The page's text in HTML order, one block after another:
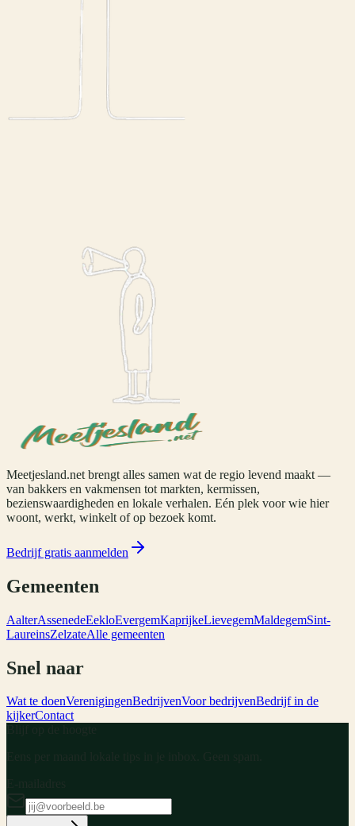
Meetjesland.net brengt alles samen wat de regio levend maakt —
van bakkers en vakmensen tot markten, kermissen,
bezienswaardigheden en lokale verhalen. Eén plek voor wie hier
woont, werkt, winkelt of op bezoek komt.
Bedrijf gratis aanmelden
Gemeenten
AalterAssenedeEekloEvergemKaprijkeLievegemMaldegemSint-
LaureinsZelzateAlle gemeenten
Snel naar
Wat te doenVerenigingenBedrijvenVoor bedrijvenBedrijf in de
kijkerContact